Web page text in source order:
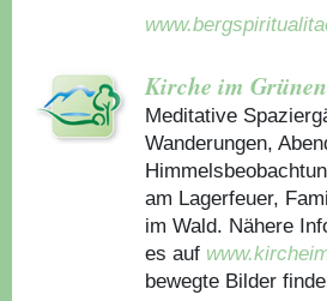
Kirche im Grünen
Meditative
Wanderungen,
am Lagerfeuer,
im Wald. Nähere
es auf
bewegte Bilder